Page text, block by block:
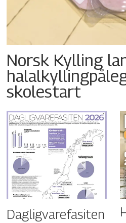
Norsk Kylling
skolestart
Dagligvarefasiten